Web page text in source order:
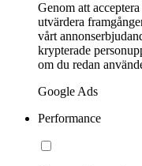
Genom att
utvärdera
vårt
krypterade
om du redan
Google Ads
Performance